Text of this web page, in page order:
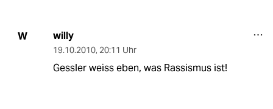
W willy
19.10.2010, 20:11 Uhr
Gessler weiss eben, was Rassismus ist!